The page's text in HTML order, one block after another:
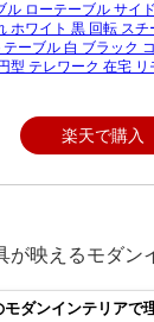
ル ローテーブル サイ
ホワイト 黒 回転 スチ
ーブル 白 ブラック
型 テレワーク 在宅 リ
楽天で購入
が映えるモダン
モダンインテリアで